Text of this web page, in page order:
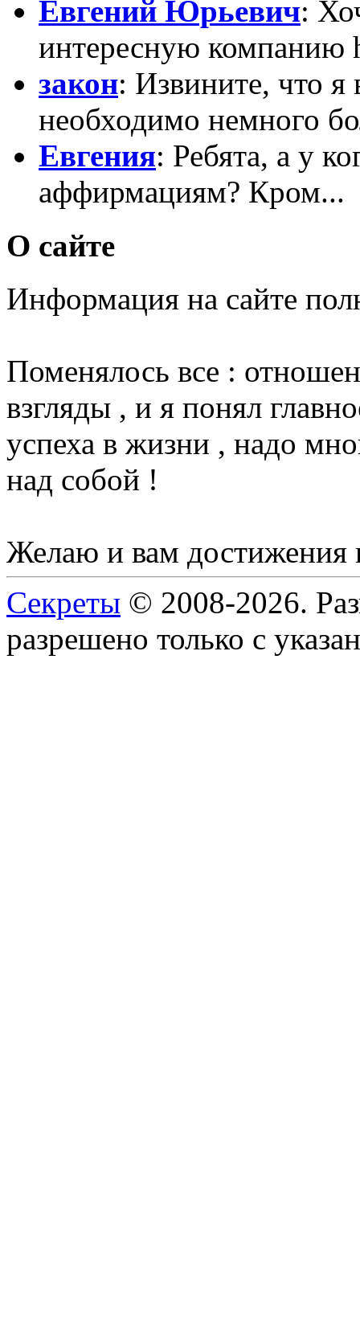
Евгений Юрьевич:
интересную компанию
закон: Извините, что
необходимо немного
Евгения: Ребята, а у
аффирмациям? Кром...
О сайте
Информация на сайте
Поменялось все :
взгляды , и я понял
успеха в жизни , надо
над собой !
Желаю и вам достижения
Секреты © 2008-2026.
разрешено только с